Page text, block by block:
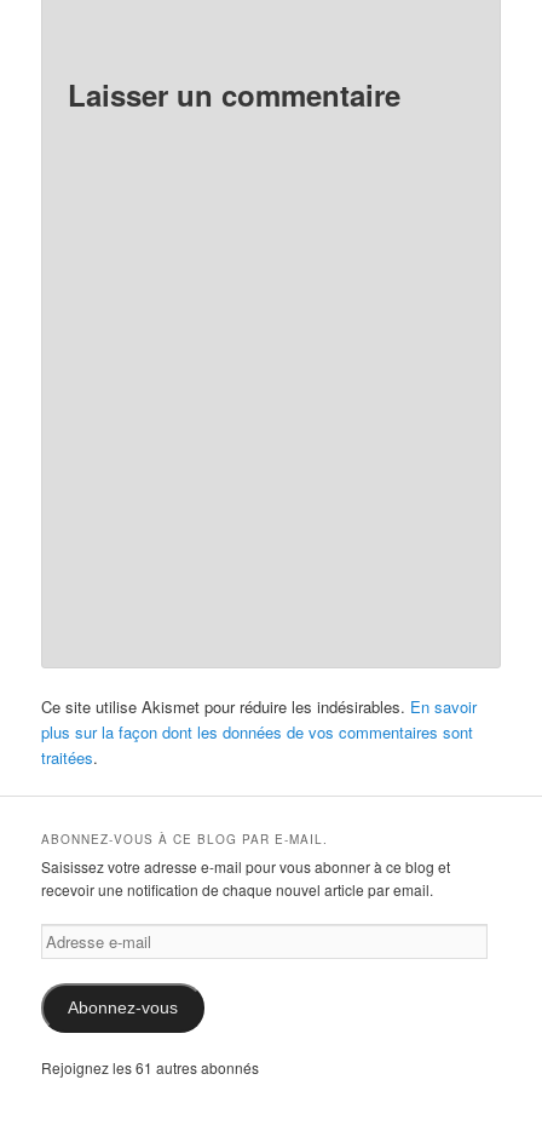
Laisser un commentaire
Ce site utilise Akismet pour réduire les indésirables. En savoir
plus sur la façon dont les données de vos commentaires sont
traitées.
ABONNEZ-VOUS À CE BLOG PAR E-MAIL.
Saisissez votre adresse e-mail pour vous abonner à ce blog et
recevoir une notification de chaque nouvel article par email.
Adresse
e-
mail
Abonnez-vous
Rejoignez les 61 autres abonnés